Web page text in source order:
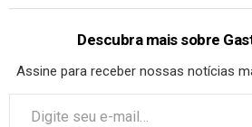
Descubra mais sobre
Assine para receber nossas notícias